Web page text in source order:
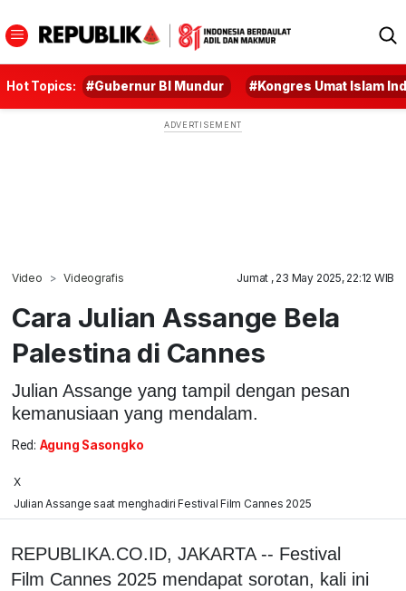
Hot Topics: #Gubernur BI Mundur #Kongres Umat Islam
Video Videografis Jumat , 23 May 2025, 22:12 WIB
Cara Julian Assange Bela
Palestina di Cannes
Julian Assange yang tampil dengan pesan
kemanusiaan yang mendalam.
Red: Agung Sasongko
X
Julian Assange saat menghadiri Festival Film Cannes 2025
REPUBLIKA.CO.ID, JAKARTA -- Festival
Film Cannes 2025 mendapat sorotan, kali ini